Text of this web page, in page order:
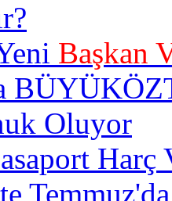
Başkan
Oluyor